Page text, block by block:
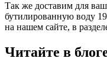
Так же доставим для
бутилированную воду
на нашем сайте, в
Читайте в